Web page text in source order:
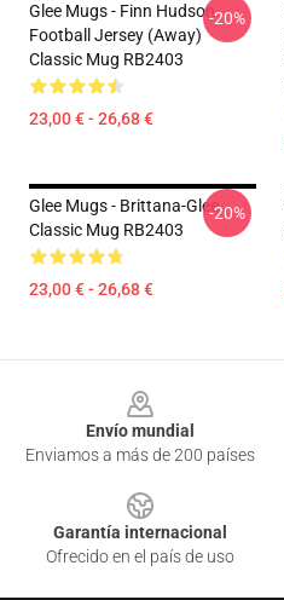
Glee Mugs - Finn Hudson
Football Jersey (Away)
Classic Mug RB2403
23,00 € - 26,68 €
-20%
Glee Mugs - Brittana-Glee
Classic Mug RB2403
23,00 € - 26,68 €
-20%
Envío mundial
Enviamos a más de 200 países
Garantía internacional
Ofrecido en el país de uso